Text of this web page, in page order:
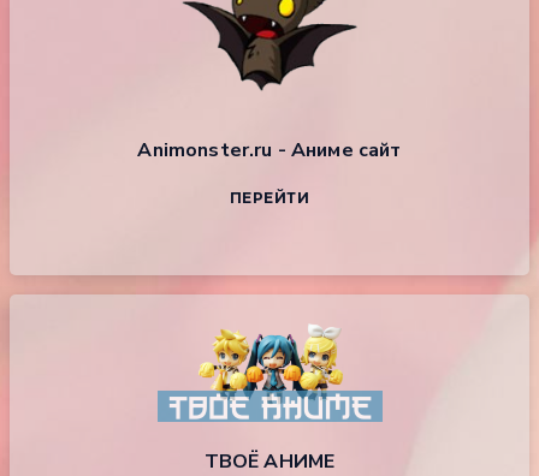
Animonster.ru - Аниме сайт
ПЕРЕЙТИ
ТВОЁ АНИМЕ